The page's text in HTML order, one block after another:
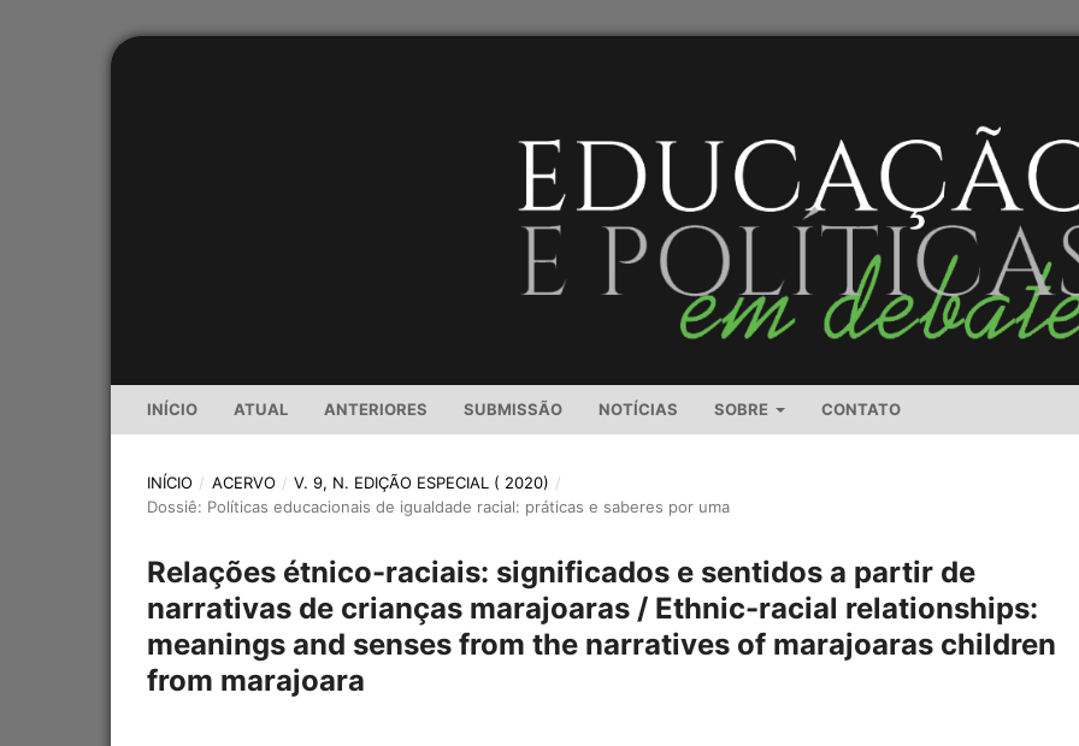
INÍCIO ATUAL ANTERIORES SUBMISSÃO NOTÍCIAS SOBRE CONTATO
INÍCIO / ACERVO / V. 9, N. EDIÇÃO ESPECIAL ( 2020) /
Dossiê: Políticas educacionais de igualdade racial: práticas e saberes por uma
Relações étnico-raciais: significados e sentidos a partir de
narrativas de crianças marajoaras / Ethnic-racial relationships:
meanings and senses from the narratives of marajoaras children
from marajoara